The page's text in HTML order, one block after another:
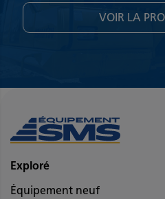
VOIR LA
Exploré
Équipement neuf